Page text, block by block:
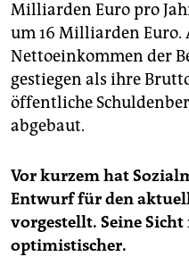
Milliarden Euro pro
um 16 Milliarden Euro.
Nettoeinkommen der
gestiegen als ihre
öffentliche
abgebaut.
Vor kurzem hat
Entwurf für den
vorgestellt. Seine
optimistischer.